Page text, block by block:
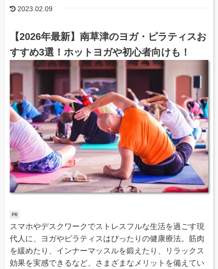
2023.02.09
【2026年最新】南草津のヨガ・ピラティスお
すすめ3選！ホットヨガや初心者向けも！
スマホやデスクワークでストレスフルな生活を過ごす現
代人に、ヨガやピラティスはぴったりの健康療法。筋肉
を緩めたり、インナーマッスルを鍛えたり、リラックス
効果を実感できるなど、さまざまなメリットを備えてい